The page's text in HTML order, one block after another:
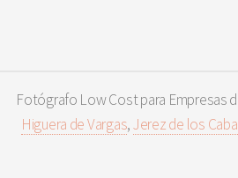
Fotógrafo Low Cost para Empresas
Higuera de Vargas,Jerez de los